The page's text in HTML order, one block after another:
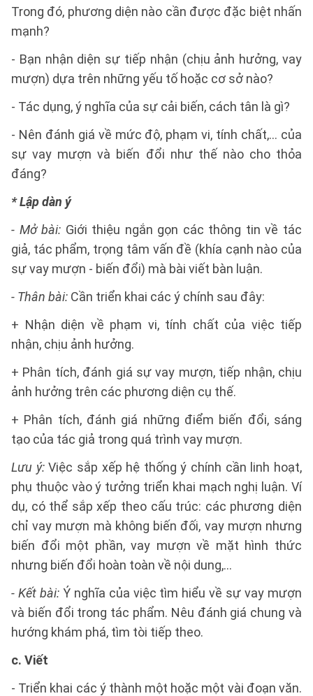
Trong đó, phương diện nào cần được đặc biệt nhấn
mạnh?
- Bạn nhận diện sự tiếp nhận (chịu ảnh hưởng, vay
mượn) dựa trên những yếu tố hoặc cơ sở nào?
- Tác dụng, ý nghĩa của sự cải biến, cách tân là gì?
- Nên đánh giá về mức độ, phạm vi, tính chất,... của
sự vay mượn và biến đổi như thế nào cho thỏa
đáng?
* Lập dàn ý
- Mở bài: Giới thiệu ngắn gọn các thông tin về tác
giả, tác phẩm, trọng tâm vấn đề (khía cạnh nào của
sự vay mượn - biến đổi) mà bài viết bàn luận.
- Thân bài: Cần triển khai các ý chính sau đây:
+ Nhận diện về phạm vi, tính chất của việc tiếp
nhận, chịu ảnh hưởng.
+ Phân tích, đánh giá sự vay mượn, tiếp nhận, chịu
ảnh hưởng trên các phương diện cụ thế.
+ Phân tích, đánh giá những điểm biến đổi, sáng
tạo của tác giả trong quá trình vay mượn.
Lưu ý:Việc sắp xếp hệ thống ý chính cần linh hoạt,
phụ thuộc vào ý tưởng triển khai mạch nghị luận. Ví
dụ, có thể sắp xếp theo cấu trúc: các phương diện
chỉ vay mượn mà không biến đối, vay mượn nhưng
biến đổi một phần, vay mượn về mặt hình thức
nhưng biến đổi hoàn toàn về nội dung,...
- Kết bài:Ý nghĩa của việc tìm hiểu về sự vay mượn
và biến đổi trong tác phẩm. Nêu đánh giá chung và
hướng khám phá, tìm tòi tiếp theo.
c. Viết
- Triển khai các ý thành một hoặc một vài đoạn văn.